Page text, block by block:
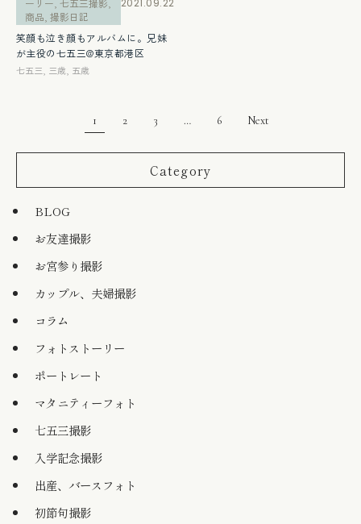
商品 撮影日記
笑顔も泣き顔もアルバムに。兄妹
が主役の七五三@東京都港区
七五三, 三歳, 五歳
1 2 3 … 6 Next
Category
BLOG
お友達撮影
お宮参り撮影
カップル、夫婦撮影
コラム
フォトストーリー
ポートレート
マタニティーフォト
七五三撮影
入学記念撮影
出産、バースフォト
初節句撮影